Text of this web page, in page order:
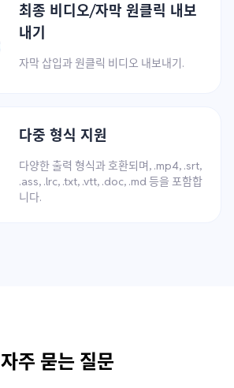
최종 비디오/자막 원클릭 내보
내기
자막 삽입과 원클릭 비디오 내보내기.
다중 형식 지원
다양한 출력 형식과 호환되며, .mp4, .srt,
.ass, .lrc, .txt, .vtt, .doc, .md 등을 포함합
니다.
자주 묻는 질문